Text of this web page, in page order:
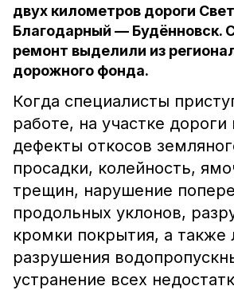
двух километров дороги
Благодарный — Будённовск.
ремонт выделили из
дорожного фонда.
Когда специалисты
работе, на участке
дефекты откосов
просадки, колейность,
трещин, нарушение
продольных уклонов,
кромки покрытия, а также
разрушения
устранение всех